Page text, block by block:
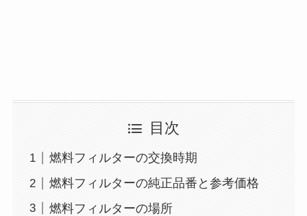
目次
燃料フィルターの交換時期
燃料フィルターの純正品番と参考価格
燃料フィルターの場所